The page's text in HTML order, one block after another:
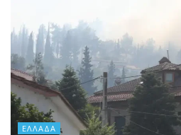
ΕΛΛΆΔΑ